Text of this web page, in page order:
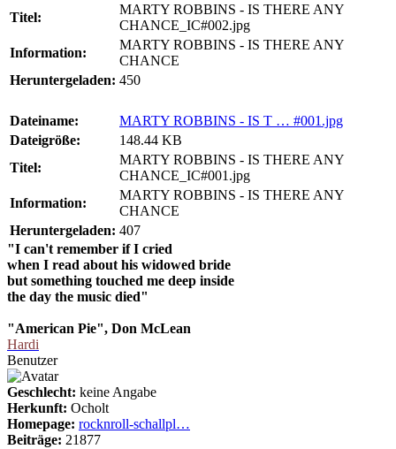
Titel:
MARTY ROBBINS - IS THERE ANY
CHANCE_IC#002.jpg
Information:
MARTY ROBBINS - IS THERE ANY
CHANCE
Heruntergeladen: 450
Dateiname:
MARTY ROBBINS - IS T … #001.jpg
Dateigröße:
148.44 KB
Titel:
MARTY ROBBINS - IS THERE ANY
CHANCE_IC#001.jpg
Information:
MARTY ROBBINS - IS THERE ANY
CHANCE
Heruntergeladen: 407
"I can't remember if I cried
when I read about his widowed bride
but something touched me deep inside
the day the music died"
"American Pie", Don McLean
Hardi
Benutzer
Geschlecht: keine Angabe
Herkunft: Ocholt
Homepage: rocknroll-schallpl…
Beiträge: 21877